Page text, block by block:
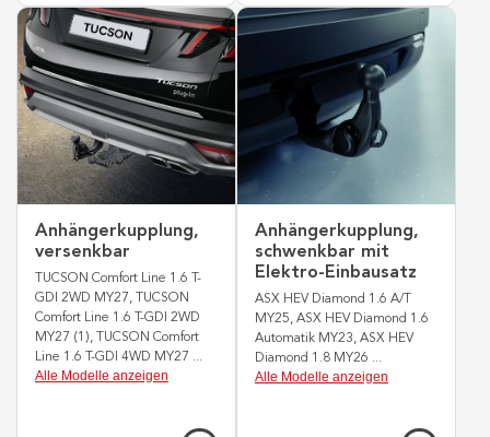
Anhängerkupplung,
versenkbar
TUCSON Comfort Line 1.6 T-
GDI 2WD MY27, TUCSON
Comfort Line 1.6 T-GDI 2WD
MY27 (1), TUCSON Comfort
Line 1.6 T-GDI 4WD MY27 ...
Alle Modelle anzeigen
Anhängerkupplung,
schwenkbar mit
Elektro-Einbausatz
ASX HEV Diamond 1.6 A/T
MY25, ASX HEV Diamond 1.6
Automatik MY23, ASX HEV
Diamond 1.8 MY26 ...
Alle Modelle anzeigen